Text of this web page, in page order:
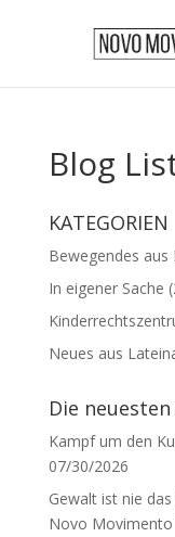
Blog
KATEGORIEN
Bewegendes aus
In eigener Sache
Neues aus
Die
Kampf um den
07/30/2026
Gewalt ist nie
Novo